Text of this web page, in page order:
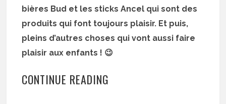
bières Bud et les sticks Ancel qui sont des
produits qui font toujours plaisir. Et puis,
pleins d’autres choses qui vont aussi faire
plaisir aux enfants ! 😉
CONTINUE READING